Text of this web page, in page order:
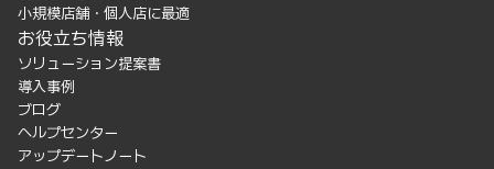
小規模店舗・個人店に最適
お役立ち情報
ソリューション提案書
導入事例
ブログ
ヘルプセンター
アップデートノート